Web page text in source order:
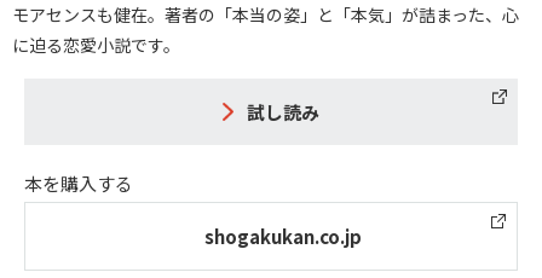
モアセンスも健在。著者の「本当の姿」と「本気」が詰まった、心
に迫る恋愛小説です。
試し読み
本を購入する
shogakukan.co.jp